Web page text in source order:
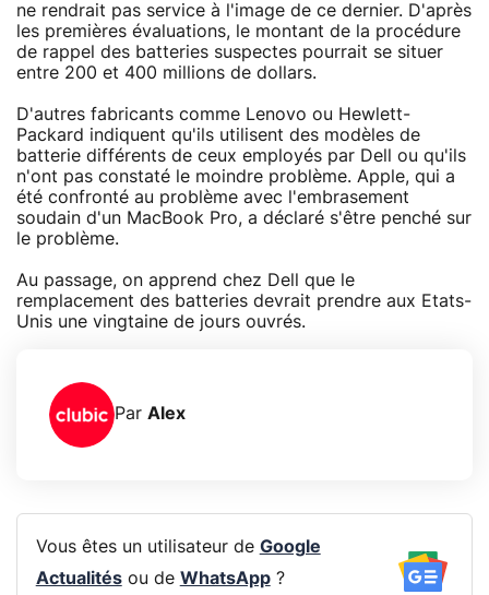
ne rendrait pas service à l'image de ce dernier. D'après
les premières évaluations, le montant de la procédure
de rappel des batteries suspectes pourrait se situer
entre 200 et 400 millions de dollars.
D'autres fabricants comme Lenovo ou Hewlett-
Packard indiquent qu'ils utilisent des modèles de
batterie différents de ceux employés par Dell ou qu'ils
n'ont pas constaté le moindre problème. Apple, qui a
été confronté au problème avec l'embrasement
soudain d'un MacBook Pro, a déclaré s'être penché sur
le problème.
Au passage, on apprend chez Dell que le
remplacement des batteries devrait prendre aux Etats-
Unis une vingtaine de jours ouvrés.
Par Alex
Vous êtes un utilisateur de Google
Actualitésou de WhatsApp?